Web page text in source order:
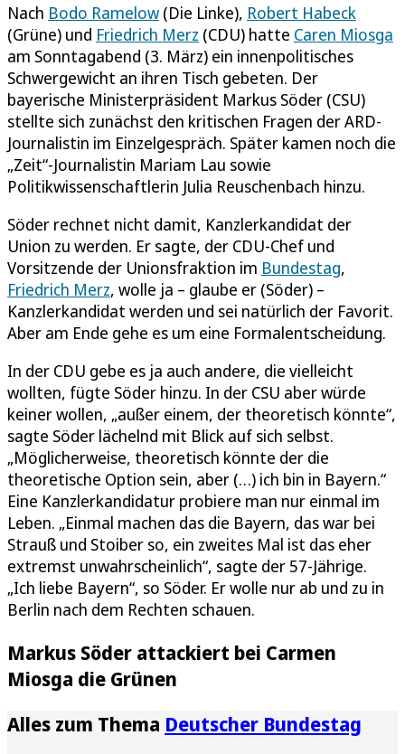
Nach Bodo Ramelow (Die Linke), Robert Habeck
(Grüne) und Friedrich Merz (CDU) hatte Caren Miosga
am Sonntagabend (3. März) ein innenpolitisches
Schwergewicht an ihren Tisch gebeten. Der
bayerische Ministerpräsident Markus Söder (CSU)
stellte sich zunächst den kritischen Fragen der ARD-
Journalistin im Einzelgespräch. Später kamen noch die
„Zeit“-Journalistin Mariam Lau sowie
Politikwissenschaftlerin Julia Reuschenbach hinzu.
Söder rechnet nicht damit, Kanzlerkandidat der
Union zu werden. Er sagte, der CDU-Chef und
Vorsitzende der Unionsfraktion im Bundestag,
Friedrich Merz, wolle ja – glaube er (Söder) –
Kanzlerkandidat werden und sei natürlich der Favorit.
Aber am Ende gehe es um eine Formalentscheidung.
In der CDU gebe es ja auch andere, die vielleicht
wollten, fügte Söder hinzu. In der CSU aber würde
keiner wollen, „außer einem, der theoretisch könnte“,
sagte Söder lächelnd mit Blick auf sich selbst.
„Möglicherweise, theoretisch könnte der die
theoretische Option sein, aber (…) ich bin in Bayern.“
Eine Kanzlerkandidatur probiere man nur einmal im
Leben. „Einmal machen das die Bayern, das war bei
Strauß und Stoiber so, ein zweites Mal ist das eher
extremst unwahrscheinlich“, sagte der 57-Jährige.
„Ich liebe Bayern“, so Söder. Er wolle nur ab und zu in
Berlin nach dem Rechten schauen.
Markus Söder attackiert bei Carmen
Miosga die Grünen
Alles zum Thema Deutscher Bundestag